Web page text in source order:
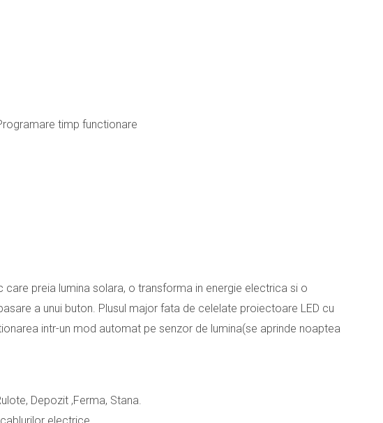
timp functionare
care preia lumina solara, o transforma in energie electrica si o
a unui buton. Plusul major fata de celelate proiectoare LED cu
intr-un mod automat pe senzor de lumina(se aprinde noaptea
Depozit ,Ferma, Stana.